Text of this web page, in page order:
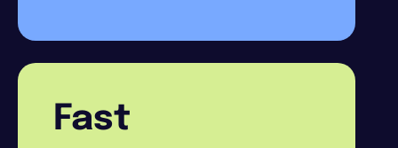
Fast